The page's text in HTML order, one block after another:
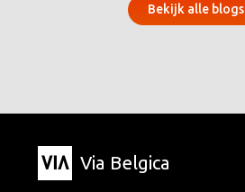
Bekijk alle blogs
Via Belgica